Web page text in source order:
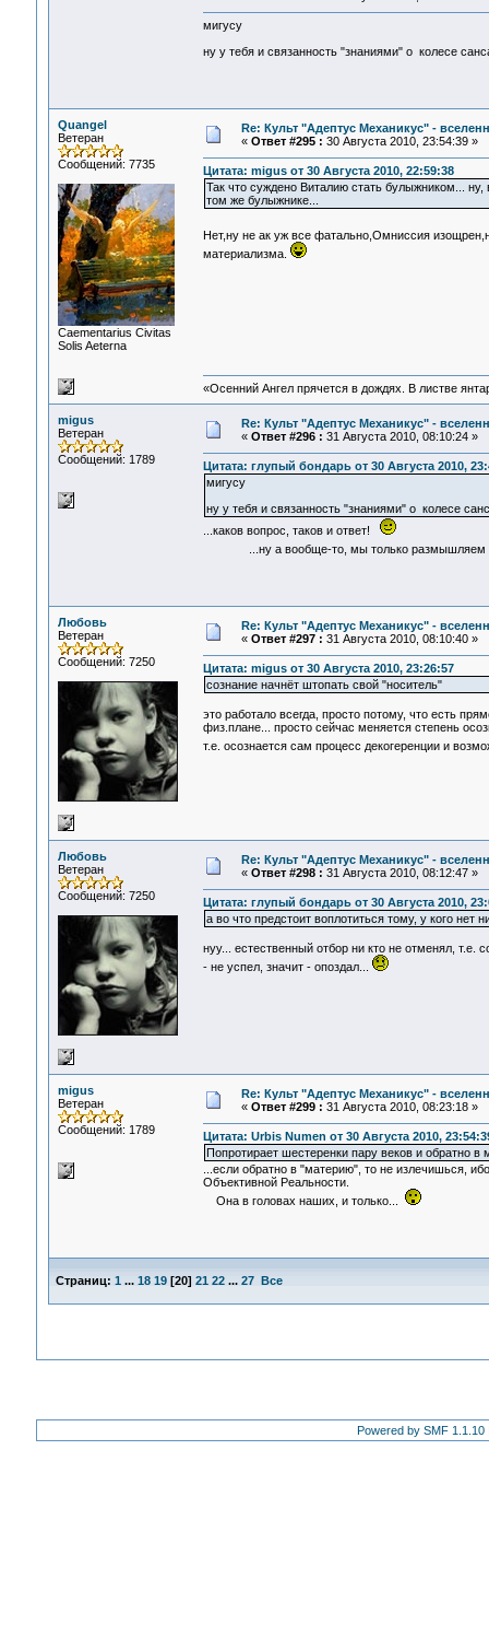
мигусу
ну у тебя и связанность "знаниями" о колесе
Quangel
Ветеран
Сообщений: 7735
Сaementarius Civitas
Solis Aeterna
Re: Культ "Адептус Механикус" -
« Ответ #295 : 30 Августа 2010, 23:54:39 »
Цитата: migus от 30 Августа 2010, 22:59:38
Так что суждено Виталию стать булыжником...
том же булыжнике...
Нет,ну не ак уж все фатально,Омниссия
материализма.
«Осенний Ангел прячется в дождях. В листве
migus
Ветеран
Сообщений: 1789
Re: Культ "Адептус Механикус" -
« Ответ #296 : 31 Августа 2010, 08:10:24 »
Цитата: глупый бондарь от 30 Августа 2010,
мигусу
ну у тебя и связанность "знаниями" о колесе
...каков вопрос, таков и ответ!
...ну а вообще-то, мы только размышляем
Любовь
Ветеран
Сообщений: 7250
Re: Культ "Адептус Механикус" -
« Ответ #297 : 31 Августа 2010, 08:10:40 »
Цитата: migus от 30 Августа 2010, 23:26:57
сознание начнёт штопать свой "носитель"
это работало всегда, просто потому, что есть
физ.плане... просто сейчас меняется степень
т.е. осознается сам процесс декогеренции и
Любовь
Ветеран
Сообщений: 7250
Re: Культ "Адептус Механикус" -
« Ответ #298 : 31 Августа 2010, 08:12:47 »
Цитата: глупый бондарь от 30 Августа 2010,
а во что предстоит воплотиться тому, у кого нет
нуу... естественный отбор ни кто не отменял,
- не успел, значит - опоздал...
migus
Ветеран
Сообщений: 1789
Re: Культ "Адептус Механикус" -
« Ответ #299 : 31 Августа 2010, 08:23:18 »
Цитата: Urbis Numen от 30 Августа 2010,
Попротирает шестеренки пару веков и обратно
...если обратно в "материю", то не излечишься,
Объективной Реальности.
Она в головах наших, и только...
Страниц: 1 ... 18 19[20] 21 22 ... 27 Все
Powered by SMF 1.1.10